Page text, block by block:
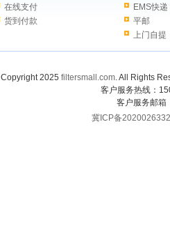
在线支付
货到付款
EMS快递
平邮
上门自提
Copyright 2025 filtersmall.com. All Rights
客户服务热线：
客户服务邮箱
冀ICP备